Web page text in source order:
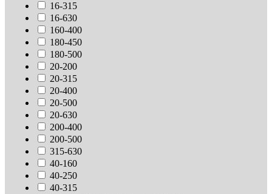
16-315
16-630
160-400
180-450
180-500
20-200
20-315
20-400
20-500
20-630
200-400
200-500
315-630
40-160
40-250
40-315